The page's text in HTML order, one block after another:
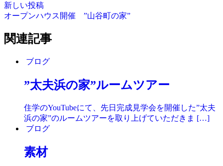
新しい投稿
オープンハウス開催 ”山谷町の家”
関連記事
ブログ
”太夫浜の家”ルームツアー
住学のYouTubeにて、先日完成見学会を開催した”太夫
浜の家”のルームツアーを取り上げていただきま […]
ブログ
素材